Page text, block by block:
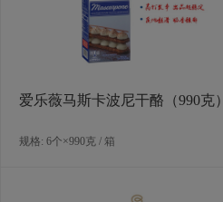
爱乐薇马斯卡波尼干酪（990克）
规格: 6个×990克 / 箱